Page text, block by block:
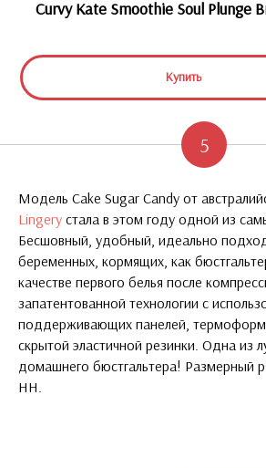
Curvy Kate Smoothie Soul Plunge
Купить
5
Модель Cake Sugar Candy от
Lingery стала в этом году одной из
Бесшовный, удобный, идеально
беременных, кормящих, как
качестве первого белья после
запатентованной технологии с
поддерживающих панелей,
скрытой эластичной резинки. Одна из
домашнего бюстгальтера! Размерный
HH.